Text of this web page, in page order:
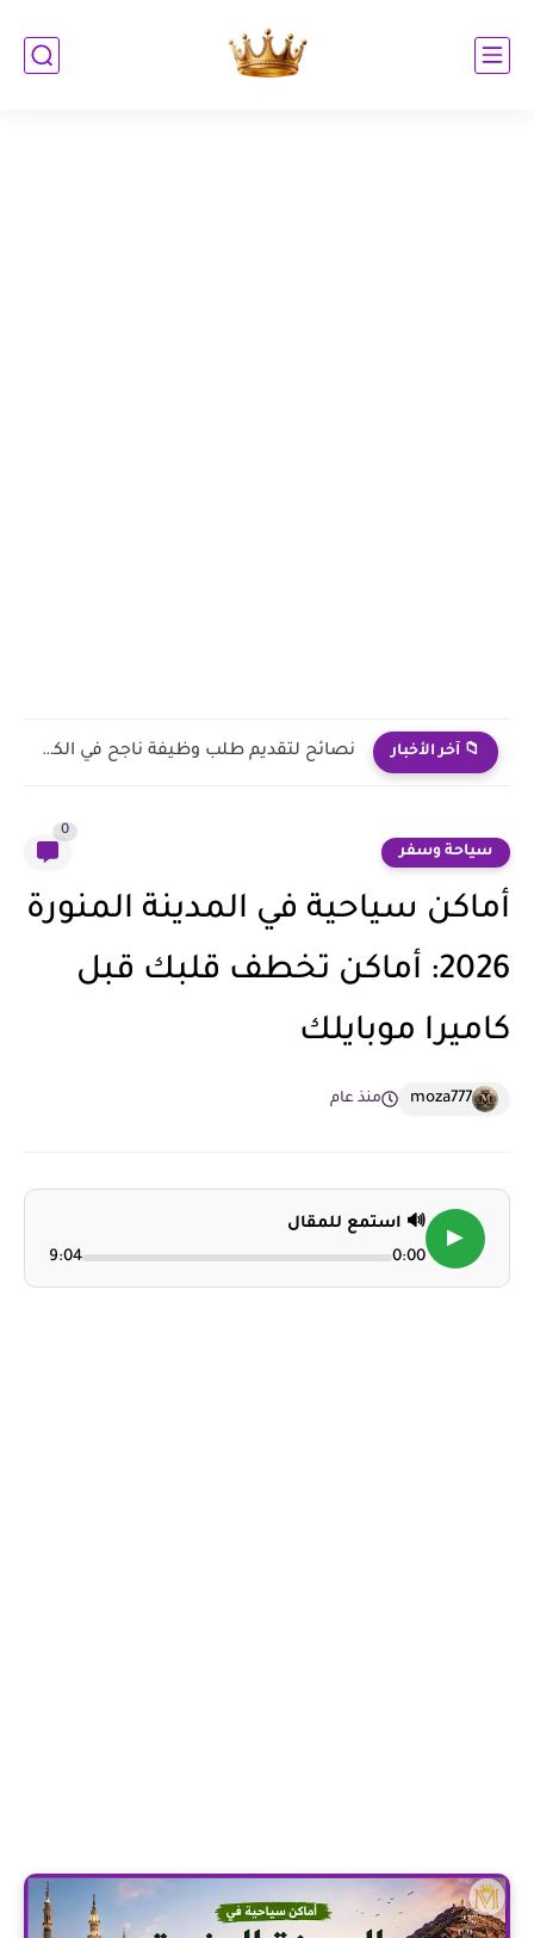
📁 آخر الأخبار أفضل القطاعات للعمل فيها في الكويت
سياحة وسفر
0
أماكن سياحية في المدينة المنورة
2026: أماكن تخطف قلبك قبل
كاميرا موبايلك
moza777 منذ عام
▶
🔊 استمع للمقال
0:00
9:04